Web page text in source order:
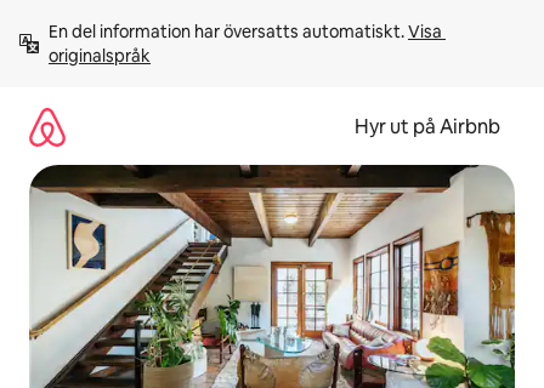
innehåll
En del information har översatts automatiskt. Visa
originalspråk
Hyr ut på Airbnb